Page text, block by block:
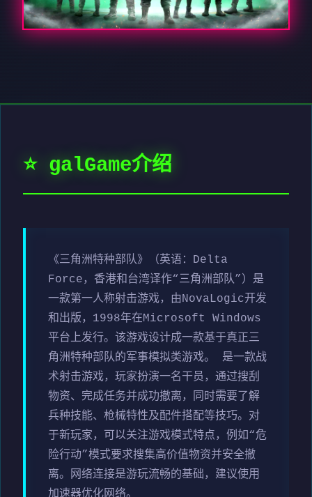
⭐ galGame介绍
《三角洲特种部队》（英语：Delta
Force，香港和台湾译作“三角洲部队”）是
一款第一人称射击游戏，由NovaLogic开发
和出版，1998年在Microsoft Windows
平台上发行。该游戏设计成一款基于真正三
角洲特种部队的军事模拟类游戏。 是一款战
术射击游戏，玩家扮演一名干员，通过搜刮
物资、完成任务并成功撤离，同时需要了解
兵种技能、枪械特性及配件搭配等技巧。对
于新玩家，可以关注游戏模式特点，例如“危
险行动”模式要求搜集高价值物资并安全撤
离。网络连接是游玩流畅的基础，建议使用
加速器优化网络。